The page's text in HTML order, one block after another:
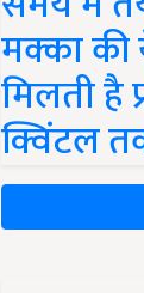
मक्का की
मिलती है
क्विंटल